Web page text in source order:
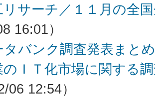
リサーチ／１１月の全
16:01）
タバンク調査発表まとめ
のＩＴ化市場に関する
06 12:54）